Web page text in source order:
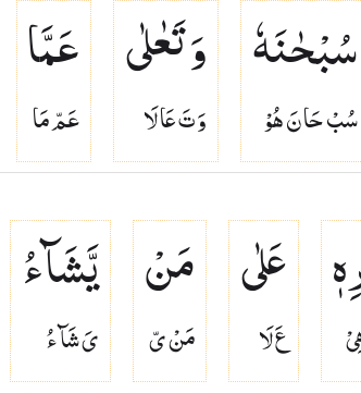
سُبْحٰنَهٗ
سُبْ حَا نَ هُوْ
وَ تَعٰلٰی
وَ تَ عَا لَا
عَمَّا
عَمّ مَا
عَلٰی
عَ لَا
مَنْ
مَنْ ىّ
یَّشَآءُ
ىَ شَآ ءُ